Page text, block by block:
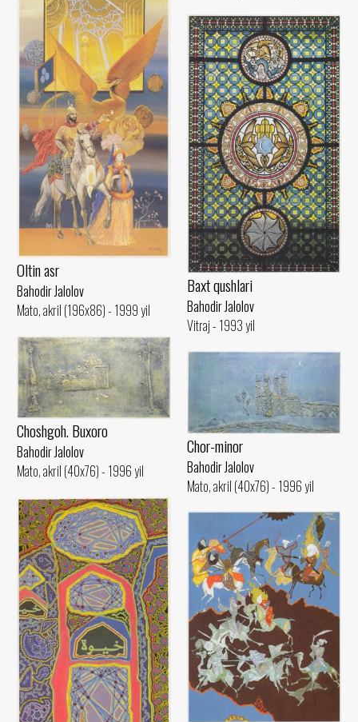
Oltin asr
Bahodir Jalolov
Mato, akril (196x86) - 1999 yil
Baxt qushlari
Bahodir Jalolov
Vitraj - 1993 yil
Choshgoh. Buxoro
Bahodir Jalolov
Mato, akril (40x76) - 1996 yil
Chor-minor
Bahodir Jalolov
Mato, akril (40x76) - 1996 yil